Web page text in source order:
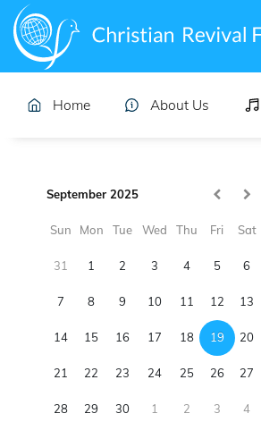
Home About Us
September 2025
Sun Mon Tue Wed Thu Fri Sat
31 1 2 3 4 5 6
7 8 9 10 11 12 13
14 15 16 17 18 19 20
21 22 23 24 25 26 27
28 29 30 1 2 3 4